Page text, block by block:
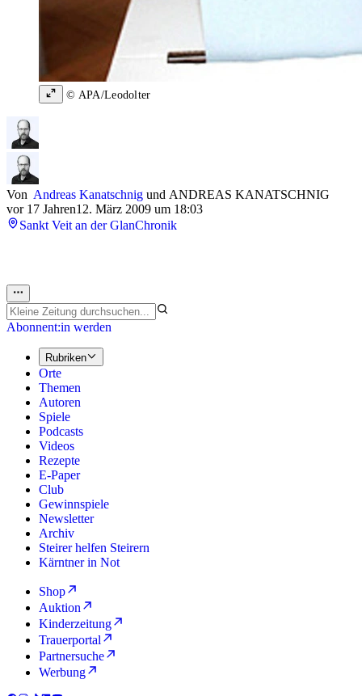
© APA/Leodolter
Von Andreas Kanatschnig und ANDREAS KANATSCHNIG
vor 17 Jahren12. März 2009 um 18:03
Sankt Veit an der GlanChronik
Abonnent:in werden
Rubriken
Orte
Themen
Autoren
Spiele
Podcasts
Videos
Rezepte
E-Paper
Club
Gewinnspiele
Newsletter
Archiv
Steirer helfen Steirern
Kärntner in Not
Shop
Auktion
Kinderzeitung
Trauerportal
Partnersuche
Werbung